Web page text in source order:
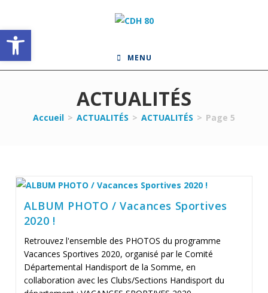
content
MENU
ACTUALITÉS
Accueil > ACTUALITÉS > ACTUALITÉS > Page 5
ALBUM PHOTO / Vacances Sportives
2020 !
Retrouvez l'ensemble des PHOTOS du programme
Vacances Sportives 2020, organisé par le Comité
Départemental Handisport de la Somme, en
collaboration avec les Clubs/Sections Handisport du
Ouvrir la barre d’outils